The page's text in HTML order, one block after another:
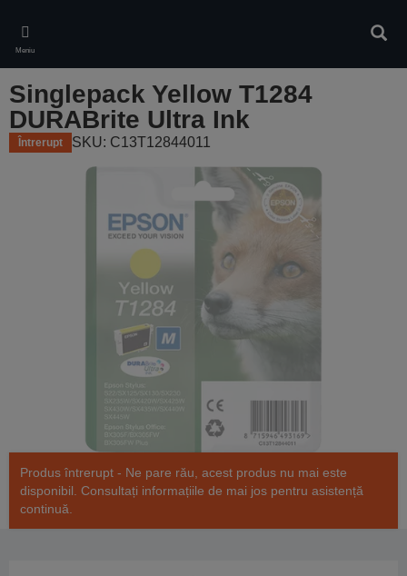
main
content
Meniu
Singlepack Yellow T1284
DURABrite Ultra Ink
Întrerupt SKU: C13T12844011
Produs întrerupt - Ne pare rău, acest produs nu mai este
disponibil. Consultați informațiile de mai jos pentru asistență
continuă.